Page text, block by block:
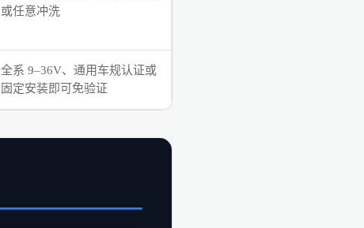
或任意冲洗
全系 9–36V、通用车规认证或
固定安装即可免验证